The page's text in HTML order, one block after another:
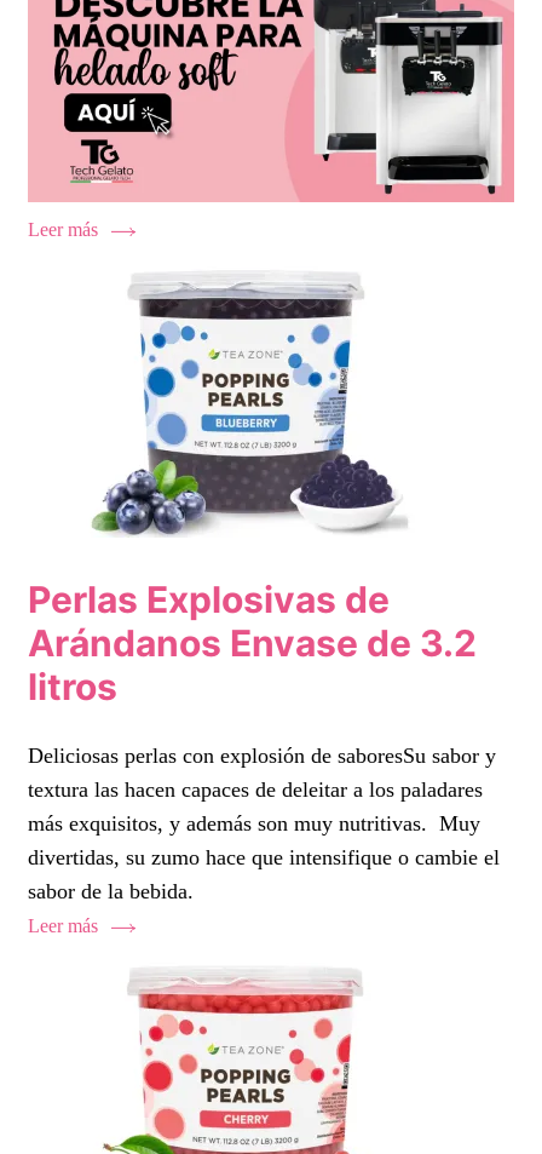
Leer más
Perlas Explosivas de
Arándanos Envase de 3.2
litros
Deliciosas perlas con explosión de saboresSu sabor y
textura las hacen capaces de deleitar a los paladares
más exquisitos, y además son muy nutritivas. Muy
divertidas, su zumo hace que intensifique o cambie el
sabor de la bebida.
Leer más